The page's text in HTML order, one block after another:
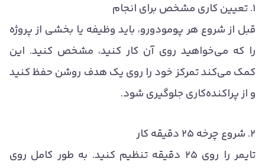
۱. تعیین کاری مشخص برای انجام
قبل از شروع هر پومودورو، باید وظیفه یا بخشی از پروژه
را که می‌خواهید روی آن کار کنید، مشخص کنید. این
کمک می‌کند تمرکز خود را روی یک هدف روشن حفظ کنید
و از پراکنده‌کاری جلوگیری شود.
۲. شروع چرخه ۲۵ دقیقه کار
تایمر را روی ۲۵ دقیقه تنظیم کنید. به طور کامل روی